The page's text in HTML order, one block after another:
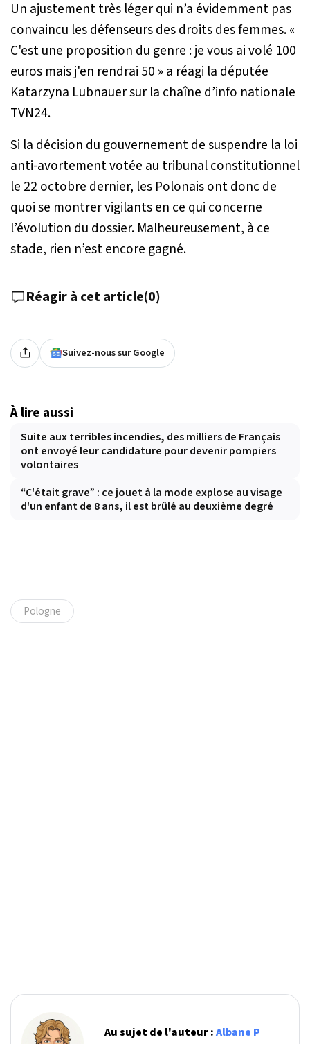
Un ajustement très léger qui n’a évidemment pas
convaincu les défenseurs des droits des femmes.«
C'est une proposition du genre : je vous ai volé 100
euros mais j'en rendrai 50 » a réagi la députée
Katarzyna Lubnauer sur la chaîne d’info nationale
TVN24.
Si la décision du gouvernement de suspendre la loi
anti-avortement votée au tribunal constitutionnel
le 22 octobre dernier, les Polonais ont donc de
quoi se montrer vigilants en ce qui concerne
l’évolution du dossier. Malheureusement, à ce
stade, rien n’est encore gagné.
Réagir à cet article(0)
Suivez-nous sur Google
À lire aussi
Suite aux terribles incendies, des milliers de Français
ont envoyé leur candidature pour devenir pompiers
volontaires
“C'était grave” : ce jouet à la mode explose au visage
d'un enfant de 8 ans, il est brûlé au deuxième degré
Pologne
Au sujet de l'auteur :Albane P